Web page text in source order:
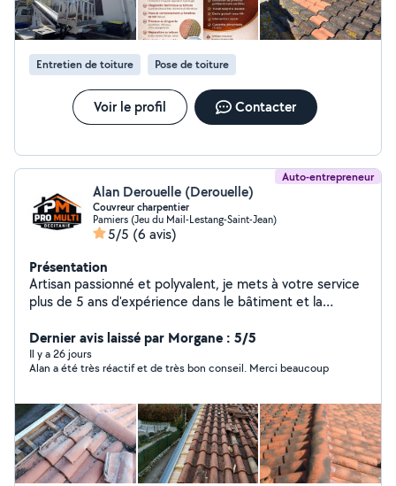
Entretien de toiture Pose de toiture
Voir le profil Contacter
Auto-entrepreneur
Alan Derouelle (Derouelle)
Couvreur charpentier
Pamiers (Jeu du Mail-Lestang-Saint-Jean)
5/5 (6 avis)
Présentation
Artisan passionné et polyvalent, je mets à votre service
plus de 5 ans d'expérience dans le bâtiment et la
et zingueur, j'ai également eu la chance de travailler
pendant 2 ans aux côtés d'un Compagnon du Devoir,
une expérience qui m'a permis d'acquérir rigueur, savoir-
vos travaux de toiture, charpente et zinguerie, mais
aussi pour de nombreux services de rénovation et
d'entretien : Espaces verts Petite maçonnerie Peinture
intérieure et extérieure Pose de parquet et plancher
Faïence Nettoyage de façades et toitures Sérieux,
Dernier avis laissé par Morgane : 5/5
Il y a 26 jours
Alan a été très réactif et de très bon conseil. Merci beaucoup